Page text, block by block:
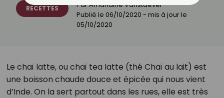
RECETTES ParAmandine Vanstaevel
Publié le 06/10/2020 - mis à jour le
05/10/2020
Le chaï latte, ou chaï tea latte (thé Chaï au lait) est
une boisson chaude douce et épicée qui nous vient
d’Inde. On la sert partout dans les rues, elle est très